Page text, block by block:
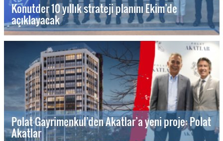
Konutder 10 yıllık strateji planını Ekim’de
açıklayacak
Polat Gayrimenkul’den Akatlar’a yeni proje: Polat
Akatlar